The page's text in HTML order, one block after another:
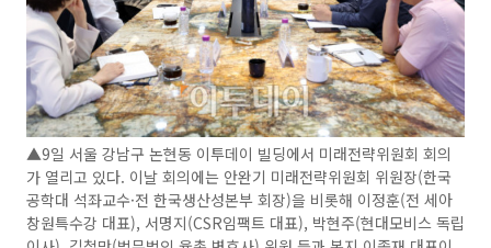
▲9일 서울 강남구 논현동 이투데이 빌딩에서 미래전략위원회 회의
가 열리고 있다. 이날 회의에는 안완기 미래전략위원회 위원장(한국
공학대 석좌교수·전 한국생산성본부 회장)을 비롯해 이정훈(전 세아
창원특수강 대표), 서명지(CSR임팩트 대표), 박현주(현대모비스 독립